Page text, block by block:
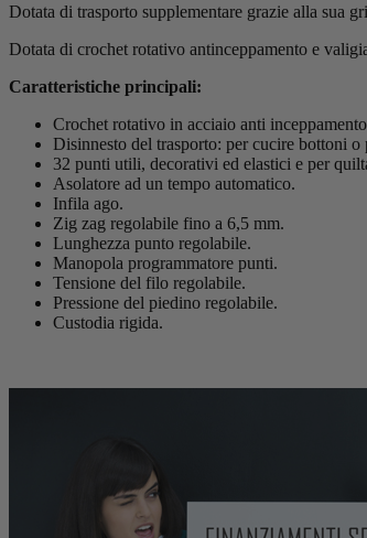
Dotata di trasporto supplementare grazie alla sua
Dotata di crochet rotativo antinceppamento e
Caratteristiche principali:
Crochet rotativo in acciaio anti
Disinnesto del trasporto: per cucire bottoni o
32 punti utili, decorativi ed elastici e per
Asolatore ad un tempo automatico.
Infila ago.
Zig zag regolabile fino a 6,5 mm.
Lunghezza punto regolabile.
Manopola programmatore punti.
Tensione del filo regolabile.
Pressione del piedino regolabile.
Custodia rigida.